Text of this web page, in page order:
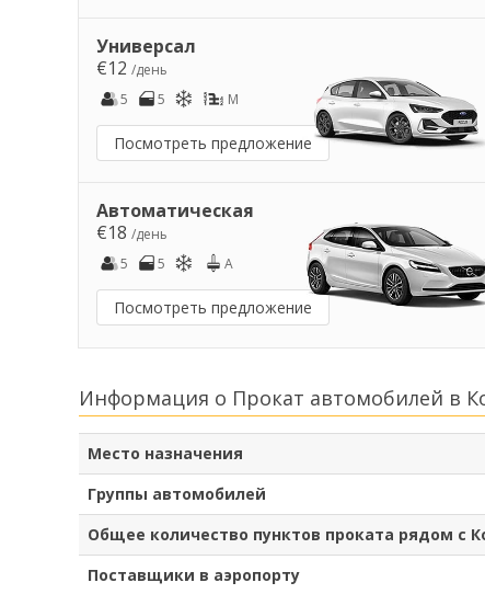
Универсал
€12 /день
5
5 M
Посмотреть предложение
Автоматическая
€18 /день
5
5 A
Посмотреть предложение
Информация о Прокат автомобилей в
Место назначения
Группы автомобилей
Общее количество пунктов проката рядом с
Поставщики в аэропорту